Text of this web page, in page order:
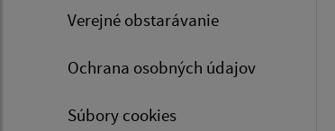
Verejné obstarávanie
Ochrana osobných údajov
Súbory cookies